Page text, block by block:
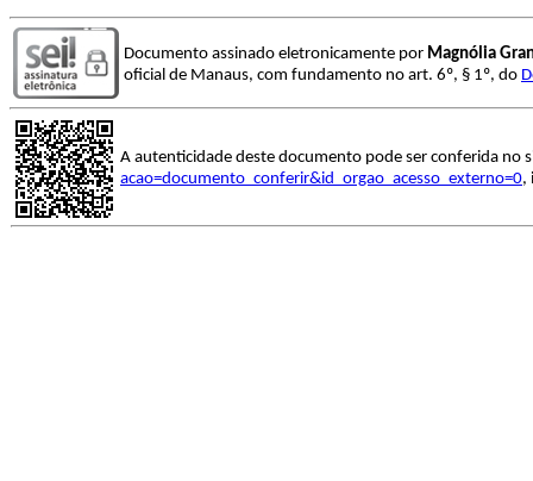
Documento assinado eletronicamente por Magnólia
oficial de Manaus, com fundamento no art. 6º, § 1º, do
A autenticidade deste documento pode ser conferida no
acao=documento_conferir&id_orgao_acesso_externo=0,